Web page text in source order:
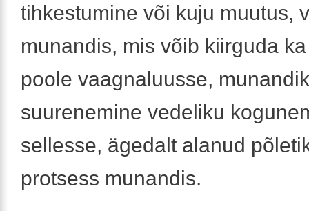
tihkestumine või kuju muutus,
munandis, mis võib kiirguda
poole vaagnaluusse,
suurenemine vedeliku
sellesse, ägedalt alanud
protsess munandis.